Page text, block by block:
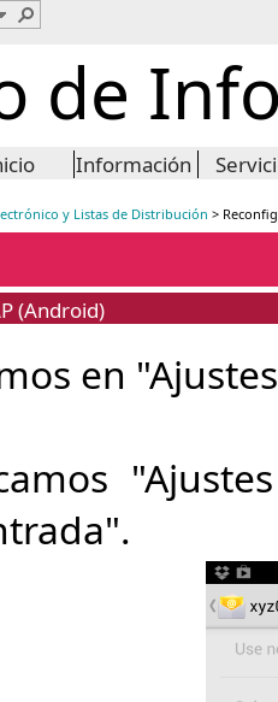
de
Información
y Listas de Distribución >
(Android)
en